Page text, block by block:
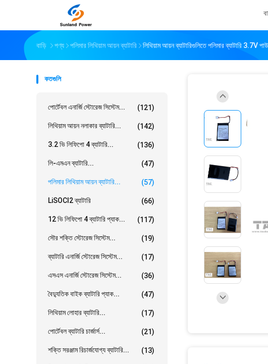
বাড়ি পণ্য পলিমার লিথিয়াম আয়ন ব্যাটারি লিথিয়াম আয়ন ব্যাটারিগুলিতে পলিমার ব্যাটারি 3.7V
কতগুলি
পোর্টেবল এনার্জি স্টোরেজ সিস্টেম... (121)
লিথিয়াম আয়ন নলাকার ব্যাটারি... (142)
3.2 ভি লিফিপো 4 ব্যাটারি... (136)
লি-এমএন ব্যাটারি... (47)
পলিমার লিথিয়াম আয়ন ব্যাটারি... (57)
LiSOCl2 ব্যাটারি (66)
12 ভি লিফিপো 4 ব্যাটারি প্যাক... (117)
সৌর শক্তি স্টোরেজ সিস্টেম... (19)
ব্যাটারি এনার্জি স্টোরেজ সিস্টেম... (17)
এসএস এনার্জি স্টোরেজ সিস্টেম... (36)
বৈদ্যুতিক বাইক ব্যাটারি প্যাক... (47)
লিথিয়াম লোহার ব্যাটারি... (17)
পোর্টেবল ব্যাটারি চার্জার্স... (21)
শক্তি সরঞ্জাম রিচার্জযোগ্য ব্যাটারি... (13)